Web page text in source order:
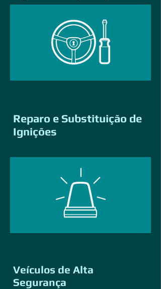
Reparo e Substituição de
Ignições
Veículos de Alta
Segurança